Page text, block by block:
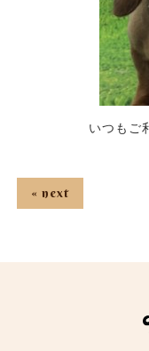
いつもご
« next